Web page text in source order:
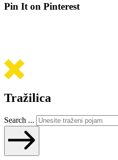
Pin It on Pinterest
Tražilica
Search ...